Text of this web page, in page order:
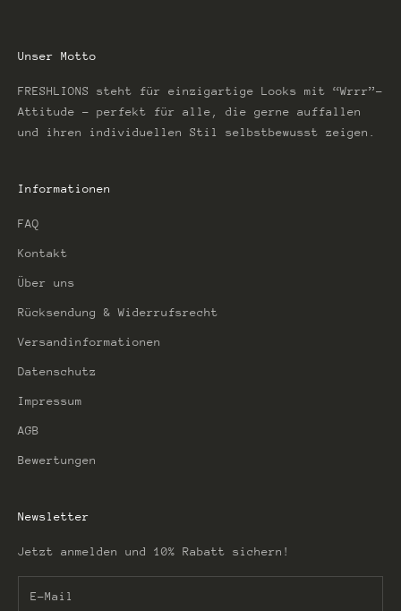
Unser Motto
FRESHLIONS steht für einzigartige Looks mit “Wrrr”-
Attitude – perfekt für alle, die gerne auffallen
und ihren individuellen Stil selbstbewusst zeigen.
Informationen
FAQ
Kontakt
Über uns
Rücksendung & Widerrufsrecht
Versandinformationen
Datenschutz
Impressum
AGB
Bewertungen
Newsletter
Jetzt anmelden und 10% Rabatt sichern!